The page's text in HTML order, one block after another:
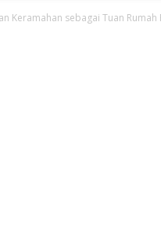
Keramahan sebagai Tuan